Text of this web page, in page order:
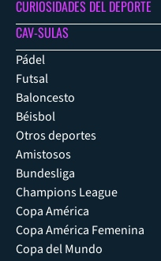
CURIOSIDADES DEL DEPORTE
CAV-SULAS
Pádel
Futsal
Baloncesto
Béisbol
Otros deportes
Amistosos
Bundesliga
Champions League
Copa América
Copa América Femenina
Copa del Mundo